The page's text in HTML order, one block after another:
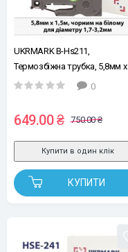
UKRMARK B-Hs211,
Термозбіжна трубка, 5,8мм х
1,5м, чорним на білому, для
принтерів етикеток сумісна з
BROTHER HSe-211 (HSe211)
0
649.00 ₴ 750.00 ₴
КУПИТИ
Купити в один клік